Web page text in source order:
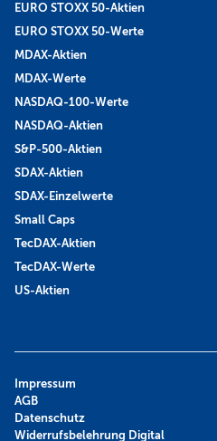
EURO STOXX 50-Aktien
EURO STOXX 50-Werte
MDAX-Aktien
MDAX-Werte
NASDAQ-100-Werte
NASDAQ-Aktien
S&P-500-Aktien
SDAX-Aktien
SDAX-Einzelwerte
Small Caps
TecDAX-Aktien
TecDAX-Werte
US-Aktien
Impressum
AGB
Datenschutz
Widerrufsbelehrung Digital